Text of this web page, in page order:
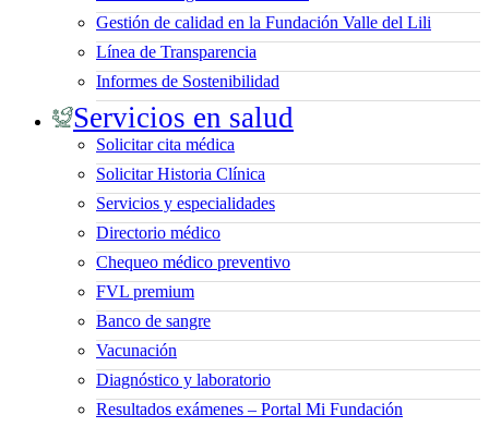
Gestión de calidad en la Fundación Valle del Lili
Línea de Transparencia
Informes de Sostenibilidad
Servicios en salud
Solicitar cita médica
Solicitar Historia Clínica
Servicios y especialidades
Directorio médico
Chequeo médico preventivo
FVL premium
Banco de sangre
Vacunación
Diagnóstico y laboratorio
Resultados exámenes – Portal Mi Fundación